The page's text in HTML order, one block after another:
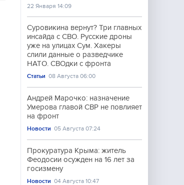
22 Января 14:09
Суровикина вернут? Три главных
инсайда с СВО. Русские дроны
уже на улицах Сум. Хакеры
слили данные о разведчике
НАТО. СВОдки с фронта
Статьи 08 Августа 06:00
Андрей Марочко: назначение
Умерова главой СВР не повлияет
на фронт
Новости 05 Августа 07:24
Прокуратура Крыма: житель
Феодосии осужден на 16 лет за
госизмену
Новости 04 Августа 10:47